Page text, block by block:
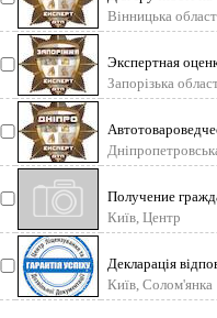
автоекспертизи,
Вінницька
Экспертная
наша оцено
Запорізька
ДТП – от
Получение
минимальными
Київ, Центр
Декларація
виконуються н
Київ, Солом'янка